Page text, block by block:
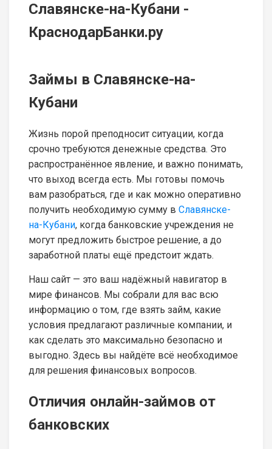
Славянске-на-Кубани -
КраснодарБанки.ру
Займы в Славянске-на-
Кубани
Жизнь порой преподносит ситуации, когда
срочно требуются денежные средства. Это
распространённое явление, и важно понимать,
что выход всегда есть. Мы готовы помочь
вам разобраться, где и как можно оперативно
получить необходимую сумму в Славянске-
на-Кубани, когда банковские учреждения не
могут предложить быстрое решение, а до
заработной платы ещё предстоит ждать.
Наш сайт — это ваш надёжный навигатор в
мире финансов. Мы собрали для вас всю
информацию о том, где взять займ, какие
условия предлагают различные компании, и
как сделать это максимально безопасно и
выгодно. Здесь вы найдёте всё необходимое
для решения финансовых вопросов.
Отличия онлайн-займов от
банковских